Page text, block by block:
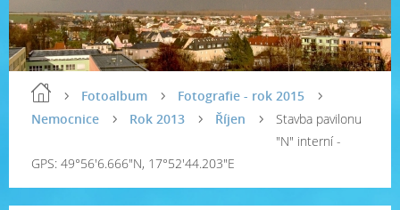
Fotoalbum
Fotografie - rok 2015
Nemocnice
Rok 2013 Říjen
Stavba pavilonu
"N" interní -
GPS: 49°56'6.666"N, 17°52'44.203"E